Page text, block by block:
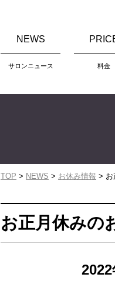
NEWS
サロンニュース 料金
TOP > NEWS > お休み情報 >
お正月休みの